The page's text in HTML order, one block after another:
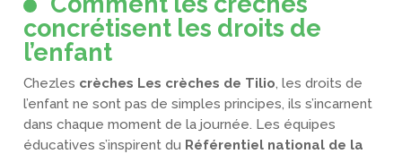
concrétisent les droits de
l’enfant
Chezles crèches Les crèches de Tilio , les droits de
l’enfant ne sont pas de simples principes, ils s’incarnent
dans chaque moment de la journée. Les équipes
éducatives s’inspirent du Référentiel national de la